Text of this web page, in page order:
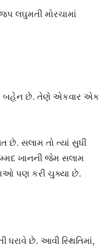
લઘુમતી મોરચામાં
બહેન છે. તેણે એકવાર એક
છે. સલામ તો ત્યાં સુધી
ખાનની જેમ સલામ
પણ કરી ચુક્યા છે.
છે. આવી સ્થિતિમાં,